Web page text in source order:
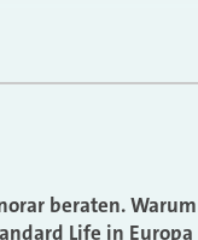
beraten.
Life in